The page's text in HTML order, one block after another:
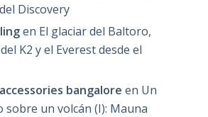
Discovery
en El glaciar del Baltoro,
K2 y el Everest desde el
bangalore en Un
un volcán (I): Mauna